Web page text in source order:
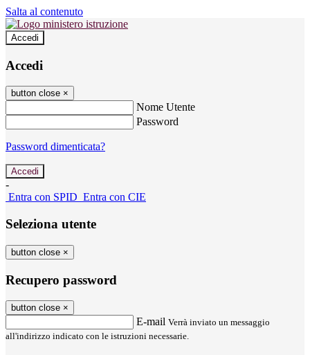
Salta al contenuto
Accedi
Accedi
button close ×
Nome Utente
Password
Password dimenticata?
-
Entra con SPID Entra con CIE
Seleziona utente
button close ×
Recupero password
button close ×
E-mail Verrà inviato un messaggio
all'indirizzo indicato con le istruzioni necessarie.